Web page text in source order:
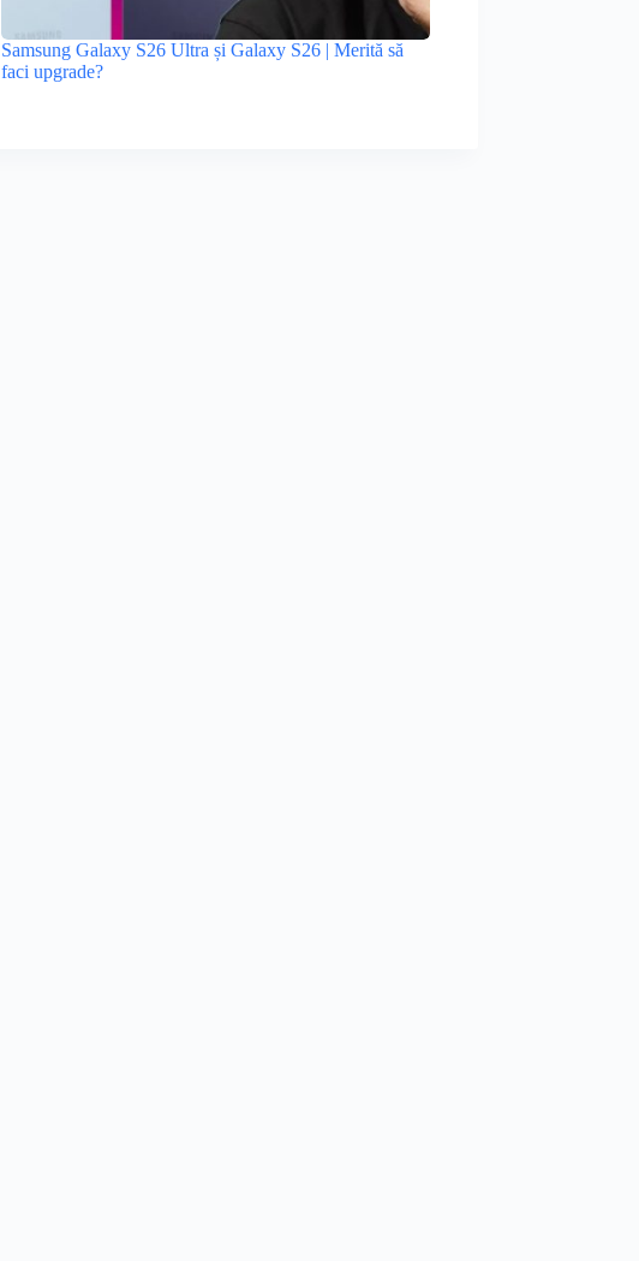
Samsung Galaxy S26 Ultra și Galaxy S26 | Merită să
faci upgrade?